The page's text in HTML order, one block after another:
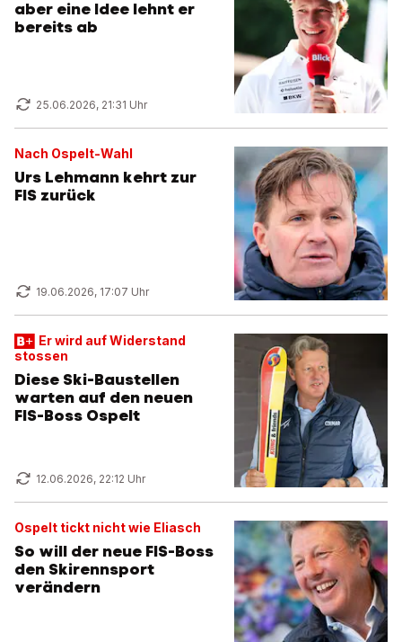
aber eine Idee lehnt er
bereits ab
25.06.2026, 21:31 Uhr
Nach Ospelt-Wahl
Urs Lehmann kehrt zur
FIS zurück
19.06.2026, 17:07 Uhr
Er wird auf Widerstand
stossen
Diese Ski-Baustellen
warten auf den neuen
FIS-Boss Ospelt
12.06.2026, 22:12 Uhr
Ospelt tickt nicht wie Eliasch
So will der neue FIS-Boss
den Skirennsport
verändern